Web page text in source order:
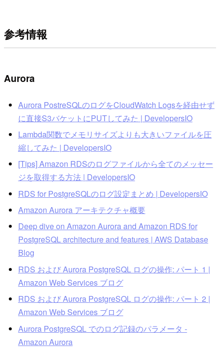
参考情報
Aurora
Aurora PostreSQLのログをCloudWatch Logsを経由せず
に直接S3バケットにPUTしてみた | DevelopersIO
Lambda関数でメモリサイズよりも大きいファイルを圧
縮してみた | DevelopersIO
[Tips] Amazon RDSのログファイルから全てのメッセー
ジを取得する方法 | DevelopersIO
RDS for PostgreSQLのログ設定まとめ | DevelopersIO
Amazon Aurora アーキテクチャ概要
Deep dive on Amazon Aurora and Amazon RDS for
PostgreSQL architecture and features | AWS Database
Blog
RDS および Aurora PostgreSQL ログの操作: パート 1 |
Amazon Web Services ブログ
RDS および Aurora PostgreSQL ログの操作: パート 2 |
Amazon Web Services ブログ
Aurora PostgreSQL でのログ記録のパラメータ -
Amazon Aurora